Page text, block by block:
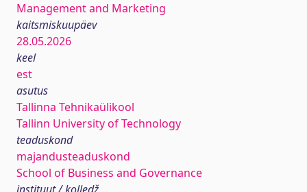
Management and Marketing
kaitsmiskuupäev
28.05.2026
keel
est
asutus
Tallinna Tehnikaülikool
Tallinn University of Technology
teaduskond
majandusteaduskond
School of Business and Governance